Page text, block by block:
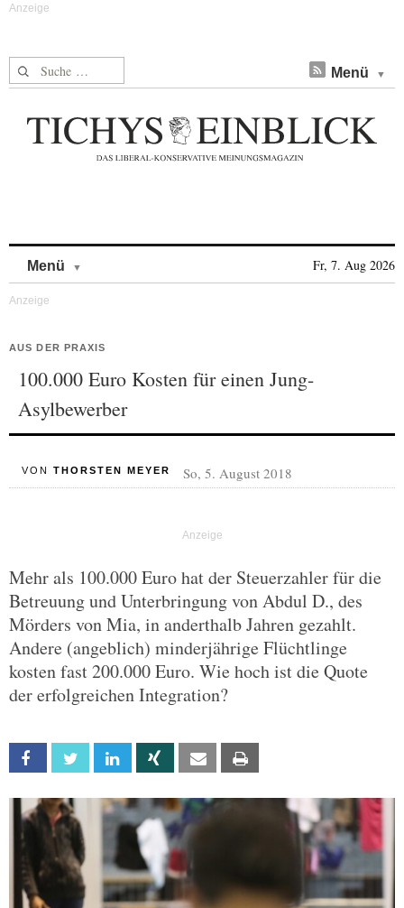
Suche nach: Menü
Menü Fr, 7. Aug 2026
AUS DER PRAXIS
100.000 Euro Kosten für einen Jung-
Asylbewerber
VON THORSTEN MEYER So, 5. August 2018
Mehr als 100.000 Euro hat der Steuerzahler für die
Betreuung und Unterbringung von Abdul D., des
Mörders von Mia, in anderthalb Jahren gezahlt.
Andere (angeblich) minderjährige Flüchtlinge
kosten fast 200.000 Euro. Wie hoch ist die Quote
der erfolgreichen Integration?
Facebook Twitter Linkedin Xing Email